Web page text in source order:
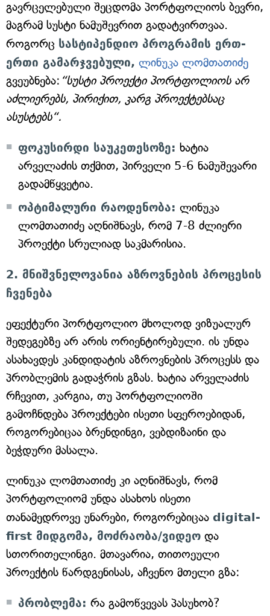
გავრცელებული შეცდომა პორტფოლიოს ბევრი,
მაგრამ სუსტი ნამუშევრით გადატვირთვაა.
როგორც სასტიპენდიო პროგრამის ერთ-
ერთი გამარჯვებული, ლინუკა ლომთათიძე
გვეუბნება: “სუსტი პროექტი პორტფოლიოს არ
აძლიერებს, პირიქით, კარგ პროექტებსაც
ასუსტებს“.
ფოკუსირდი საუკეთესოზე: ხატია
არველაძის თქმით, პირველი 5-6 ნამუშევარი
გადამწყვეტია.
ოპტიმალური რაოდენობა: ლინუკა
ლომთათიძე აღნიშნავს, რომ 7-8 ძლიერი
პროექტი სრულიად საკმარისია.
2. მნიშვნელოვანია აზროვნების პროცესის
ჩვენება
ეფექტური პორტფოლიო მხოლოდ ვიზუალურ
შედეგებზე არ არის ორიენტირებული. ის უნდა
ასახავდეს კანდიდატის აზროვნების პროცესს და
პრობლემის გადაჭრის გზას. ხატია არველაძის
რჩევით, კარგია, თუ პორტფოლიოში
გამოჩნდება პროექტები ისეთი სფეროებიდან,
როგორებიცაა ბრენდინგი, ვებდიზაინი და
ბეჭდური მასალა.
ლინუკა ლომთათიძე კი აღნიშნავს, რომ
პორტფოლიომ უნდა ასახოს ისეთი
თანამედროვე უნარები, როგორებიცაა digital-
first მიდგომა, მოძრაობა/ვიდეო და
სთორითელინგი. მთავარია, თითოეული
პროექტის წარდგენისას, აჩვენო მთელი გზა:
პრობლემა: რა გამოწვევას პასუხობ?